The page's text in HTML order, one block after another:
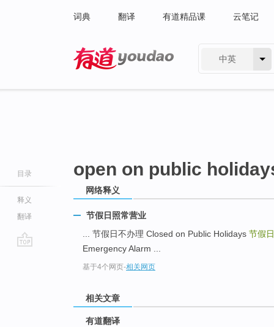
词典 翻译 有道精品课 云笔记
中英
目录
释义
翻译
open on public
网络释义
节假日照常营业
... 节假日不办理 Closed on Public Holidays 节假
Emergency Alarm ...
基于4个网页-相关网页
相关文章
有道翻译